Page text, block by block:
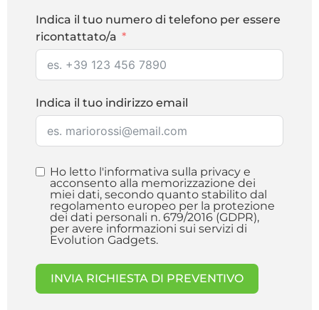
Indica il tuo numero di telefono per essere
ricontattato/a
Indica il tuo indirizzo email
Ho letto l'informativa sulla privacy e
acconsento alla memorizzazione dei
miei dati, secondo quanto stabilito dal
regolamento europeo per la protezione
dei dati personali n. 679/2016 (GDPR),
per avere informazioni sui servizi di
Evolution Gadgets.
INVIA RICHIESTA DI PREVENTIVO